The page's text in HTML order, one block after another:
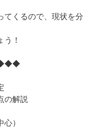
てくるので、現状を分
！
◆◆◆
の解説
）